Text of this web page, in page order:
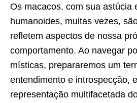
Os macacos, com sua astúcia
humanoides, muitas vezes,
refletem aspectos de nossa
comportamento. Ao navegar
místicas, prepararemos um
entendimento e introspecção,
representação multifacetada